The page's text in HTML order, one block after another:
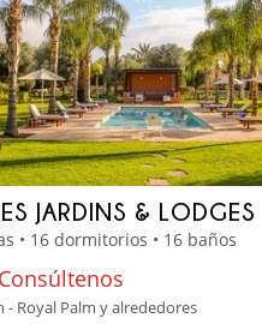
JARDINS & LODGES
• 16 dormitorios • 16 baños
Royal Palm y alrededores